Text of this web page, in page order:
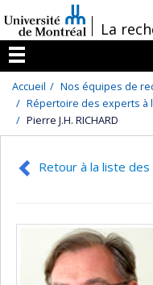
au
contenu
/La
Menu
Accueil
Nos équipes de
Répertoire des experts à
Pierre J.H. RICHARD
Retour à la liste